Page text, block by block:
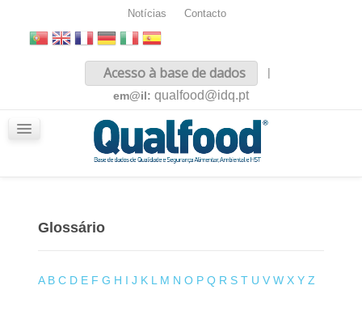
Notícias Contacto
Acesso à base de dados
|
em@il: qualfood@idq.pt
Glossário
A B C D E F G H I J K L M N O P Q R S T U V W X Y Z